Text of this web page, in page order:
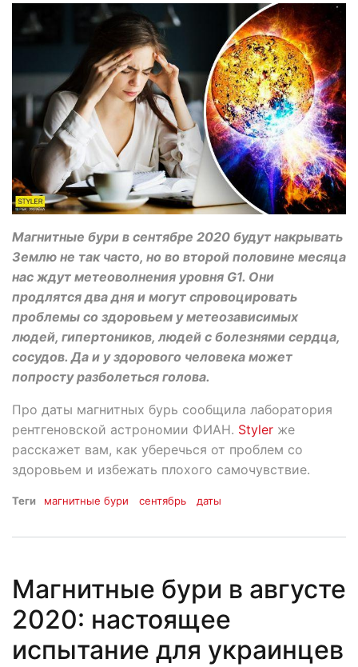
Магнитные бури в сентябре 2020 будут накрывать
Землю не так часто, но во второй половине месяца
нас ждут метеоволнения уровня G1. Они
продлятся два дня и могут спровоцировать
проблемы со здоровьем у метеозависимых
людей, гипертоников, людей с болезнями сердца,
сосудов. Да и у здорового человека может
попросту разболеться голова.
Про даты магнитных бурь сообщила лаборатория
рентгеновской астрономии ФИАН. Styler же
расскажет вам, как уберечься от проблем со
здоровьем и избежать плохого самочувствие.
Теги магнитные бури сентябрь даты
Магнитные бури в августе
2020: настоящее
испытание для украинцев